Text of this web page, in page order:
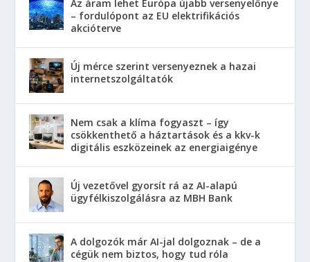
Az áram lehet Európa újabb versenyelőnye
– fordulópont az EU elektrifikációs
akcióterve
Új mérce szerint versenyeznek a hazai
internetszolgáltatók
Nem csak a klíma fogyaszt – így
csökkenthető a háztartások és a kkv-k
digitális eszközeinek az energiaigénye
Új vezetővel gyorsít rá az AI-alapú
ügyfélkiszolgálásra az MBH Bank
A dolgozók már AI-jal dolgoznak – de a
cégük nem biztos, hogy tud róla